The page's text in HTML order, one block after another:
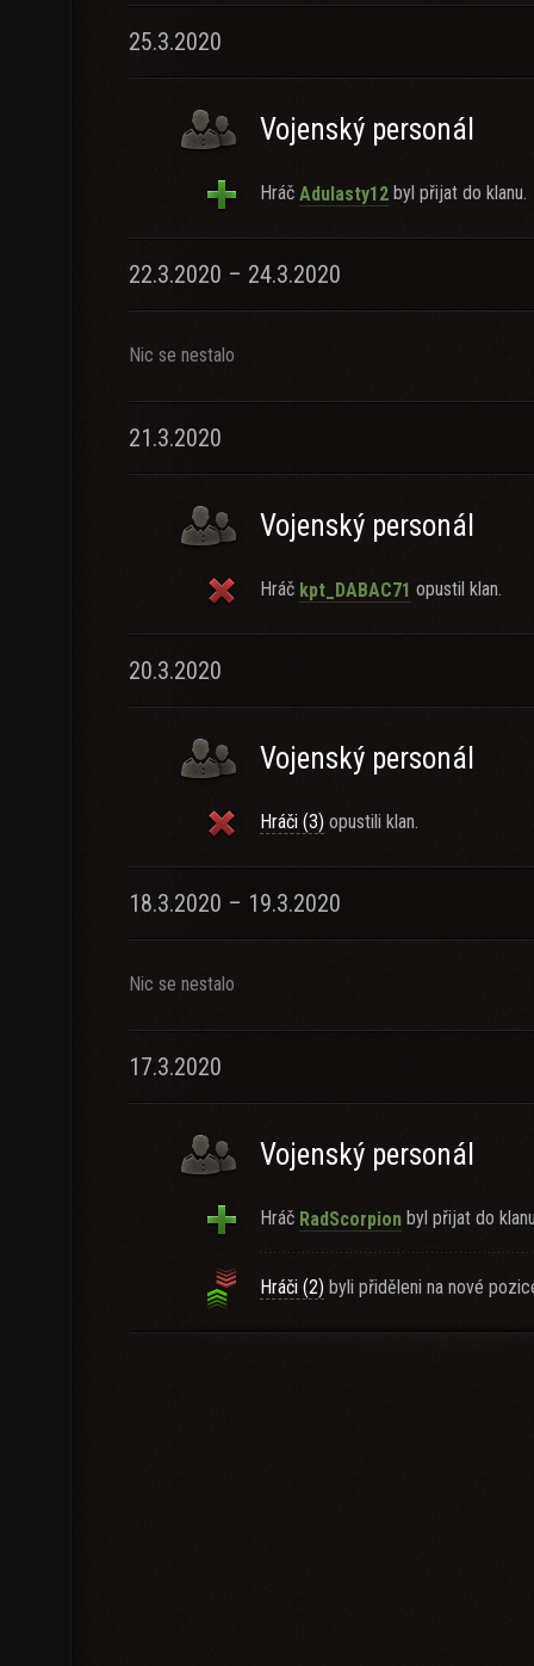
25.3.2020
Vojenský personál
Hráč Adulasty12 byl přijat do klanu.
22.3.2020 – 24.3.2020
Nic se nestalo
21.3.2020
Vojenský personál
Hráč kpt_DABAC71 opustil klan.
20.3.2020
Vojenský personál
Hráči (3) opustili klan.
18.3.2020 – 19.3.2020
Nic se nestalo
17.3.2020
Vojenský personál
Hráč RadScorpion byl přijat do
Hráči (2) byli přiděleni na nové